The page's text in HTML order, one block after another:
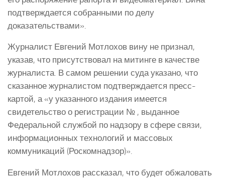
подтверждается собранными по делу
доказательствами».
Журналист Евгений Мотлохов вину не признал,
указав, что присутствовал на митинге в качестве
журналиста. В самом решении суда указано, что
сказанное журналистом подтверждается пресс-
картой, а «у указанного издания имеется
свидетельство о регистрации № , выданное
Федеральной службой по надзору в сфере связи,
информационных технологий и массовых
коммуникаций (Роскомнадзор)».
Евгений Мотлохов рассказал, что будет обжаловать